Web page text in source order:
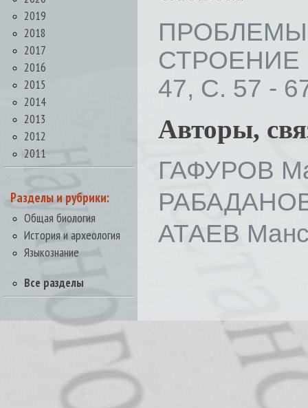
2019
2018
2017
2016
2015
2014
2013
2012
2011
Разделы и рубрики:
Общая биология
История и археология
Языкознание
Все разделы
47, С. 57 -
Авторы,
ГАФУРОВ
АТАЕВ